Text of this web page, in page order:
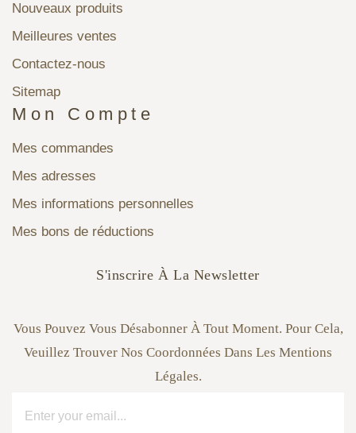
Nouveaux produits
Meilleures ventes
Contactez-nous
Sitemap
Mon Compte
Mes commandes
Mes adresses
Mes informations personnelles
Mes bons de réductions
S'inscrire À La Newsletter
Vous Pouvez Vous Désabonner À Tout Moment. Pour Cela,
Veuillez Trouver Nos Coordonnées Dans Les Mentions
Légales.